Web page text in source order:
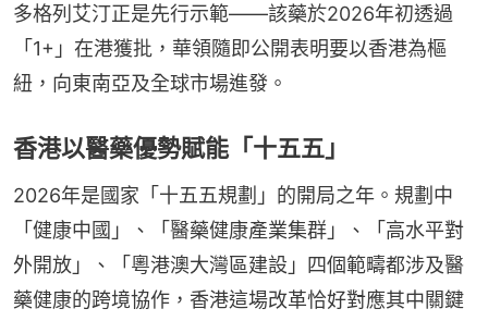
多格列艾汀正是先行示範——該藥於2026年初透過
「1+」在港獲批，華領隨即公開表明要以香港為樞
紐，向東南亞及全球市場進發。
香港以醫藥優勢賦能「十五五」
2026年是國家「十五五規劃」的開局之年。規劃中
「健康中國」、「醫藥健康產業集群」、「高水平對
外開放」、「粵港澳大灣區建設」四個範疇都涉及醫
藥健康的跨境協作，香港這場改革恰好對應其中關鍵